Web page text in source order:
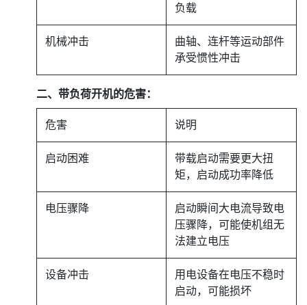
负载
机械冲击
曲轴、连杆等运动部件
承受惯性冲击
二、带负荷开机的危害：
危害 说明
启动困难
带载启动需要更大扭
矩，启动成功率降低
电压骤降
启动瞬间大电流导致电
压骤降，可能使机组无
法建立电压
设备冲击
用电设备在电压不稳时
启动，可能损坏